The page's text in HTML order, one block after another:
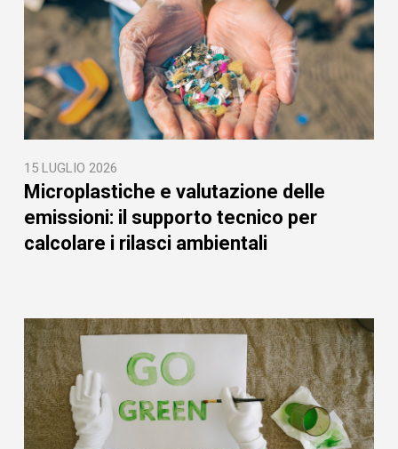
15 LUGLIO 2026
Microplastiche e valutazione delle
emissioni: il supporto tecnico per
calcolare i rilasci ambientali